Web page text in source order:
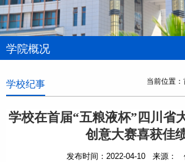
学院概况
学校纪事 当前位置：
学校在首届“五粮液杯”四川省
创意大赛喜获佳
发布时间：2022-04-10 来源：